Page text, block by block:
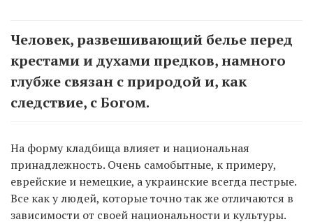
Человек, развешивающий белье перед
крестами и духами предков, намного
глубже связан с природой и, как
следствие, с Богом.
На форму кладбища влияет и национальная
принадлежность. Очень самобытные, к примеру,
еврейские и немецкие, а украинские всегда пестрые.
Все как у людей, которые точно так же отличаются в
зависимости от своей национальности и культуры.